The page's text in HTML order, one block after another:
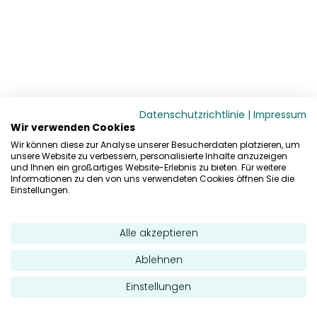
Datenschutzrichtlinie | Impressum
Wir verwenden Cookies
Wir können diese zur Analyse unserer Besucherdaten platzieren, um
unsere Website zu verbessern, personalisierte Inhalte anzuzeigen
und Ihnen ein großartiges Website-Erlebnis zu bieten. Für weitere
Informationen zu den von uns verwendeten Cookies öffnen Sie die
Einstellungen.
Alle akzeptieren
Ablehnen
Einstellungen